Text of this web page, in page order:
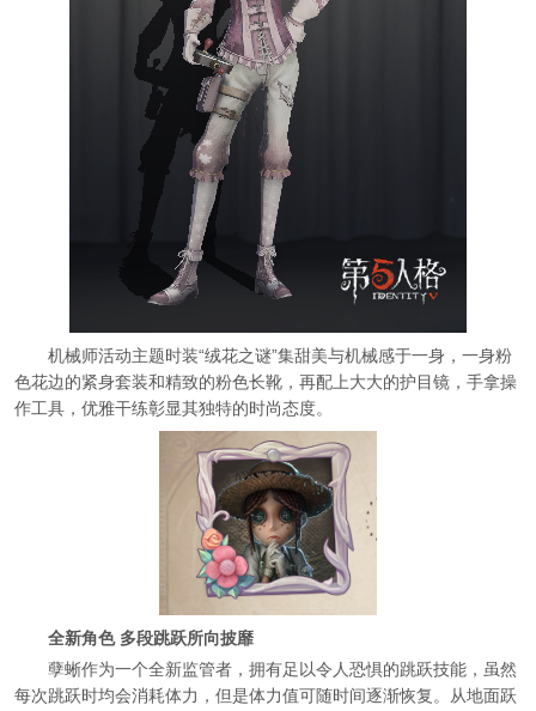
机械师活动主题时装“绒花之谜”集甜美与机械感于一身，一身粉
色花边的紧身套装和精致的粉色长靴，再配上大大的护目镜，手拿操
作工具，优雅干练彰显其独特的时尚态度。
全新角色 多段跳跃所向披靡
孽蜥作为一个全新监管者，拥有足以令人恐惧的跳跃技能，虽然
每次跳跃时均会消耗体力，但是体力值可随时间逐渐恢复。从地面跃